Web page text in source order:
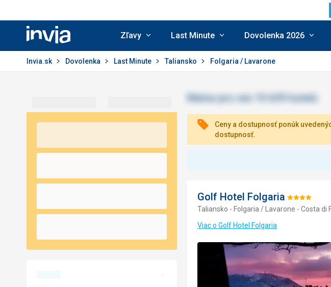
Invia.sk
Zľavy Last Minute Dovolenka 2026
Invia.sk Dovolenka Last Minute Taliansko Folgaria / Lavarone
Ceny a dostupnosť ponúk
dostupnosť.
Golf Hotel Folgaria Hodnotenie:
4/5
Taliansko - Folgaria / Lavarone - Costa di
Viac o Golf Hotel Folgaria